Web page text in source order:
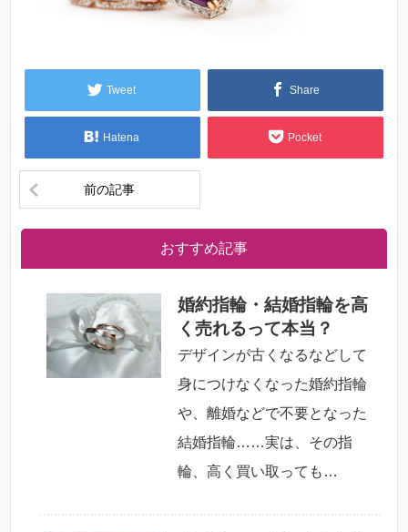
Tweet Share
Hatena Pocket
前の記事
おすすめ記事
婚約指輪・結婚指輪を高
く売れるって本当？
デザインが古くなるなどして
身につけなくなった婚約指輪
や、離婚などで不要となった
結婚指輪……実は、その指
輪、高く買い取っても…